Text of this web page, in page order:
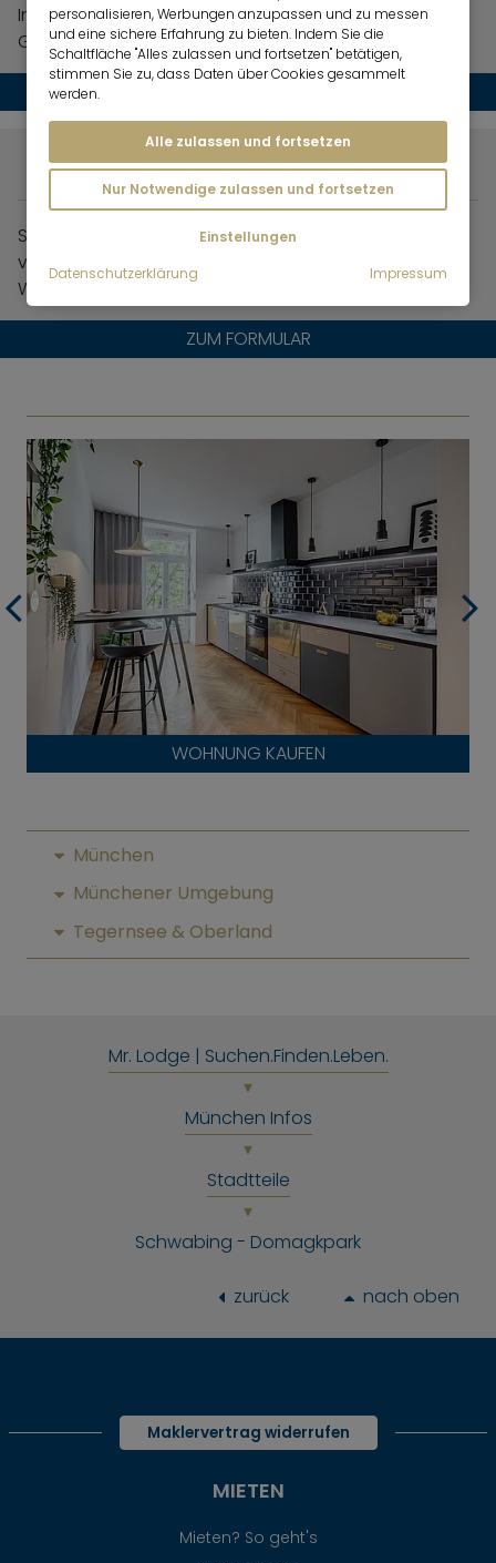
Informationen zu Ihrer Immobilie oder Ihrem
Grundstück.
MÖBLIERT VERMIETEN?
Schicken Sie uns bitte alle Eckdaten zu Ihrer
vollständig möblierten und gut ausgestatteten
Wohnung bzw. Ihrem Haus.
ZUM FORMULAR
WOHNUNG KAUFEN
München
Münchener Umgebung
Tegernsee & Oberland
Mr. Lodge | Suchen.Finden.Leben.
München Infos
Stadtteile
Schwabing - Domagkpark
zurück nach oben
Maklervertrag widerrufen
MIETEN
Mieten? So geht's
personalisieren, Werbungen anzupassen und zu messen
und eine sichere Erfahrung zu bieten. Indem Sie die
Schaltfläche "Alles zulassen und fortsetzen" betätigen,
stimmen Sie zu, dass Daten über Cookies gesammelt
werden.
Alle zulassen und fortsetzen
Nur Notwendige zulassen und fortsetzen
Einstellungen
Datenschutzerklärung
Impressum